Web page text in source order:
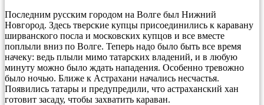
Последним русским городом на Волге был Нижний
Новгород. Здесь тверские купцы присоединились к каравану
ширванского посла и московских купцов и все вместе
поплыли вниз по Волге. Теперь надо было быть все время
начеку: ведь плыли мимо татарских владений, и в любую
минуту можно было ждать нападения. Особенно тревожно
было ночью. Ближе к Астрахани начались несчастья.
Появились татары и предупредили, что астраханский хан
готовит засаду, чтобы захватить караван.